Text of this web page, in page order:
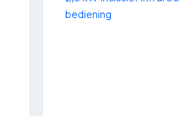
inclusief